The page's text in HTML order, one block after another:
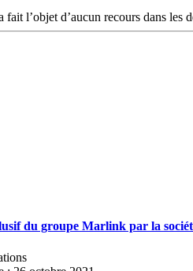
l’objet d’aucun recours dans les
du groupe Marlink par la